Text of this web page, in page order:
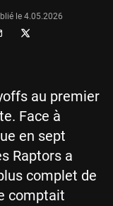
le 4.05.2026
au premier
Face à
en sept
Raptors a
complet de
comptait